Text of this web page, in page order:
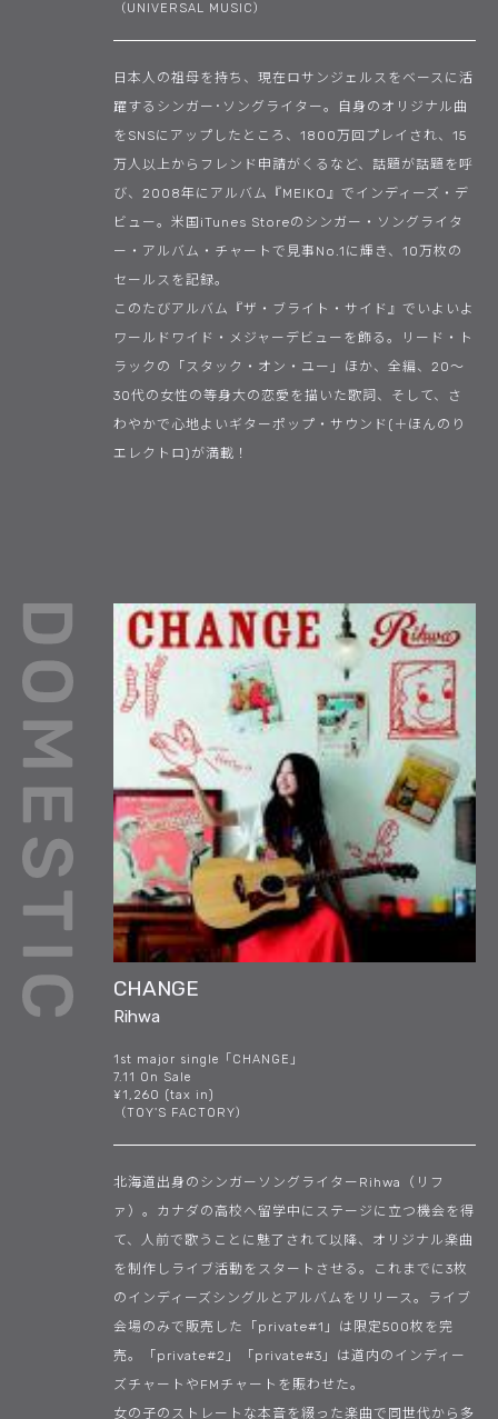
（UNIVERSAL MUSIC）
日本人の祖母を持ち、現在ロサンジェルスをベースに活
躍するシンガー･ソングライター。自身のオリジナル曲
をSNSにアップしたところ、1800万回プレイされ、15
万人以上からフレンド申請がくるなど、話題が話題を呼
び、2008年にアルバム『MEIKO』でインディーズ・デ
ビュー。米国iTunes Storeのシンガー・ソングライタ
ー・アルバム・チャートで見事No.1に輝き、10万枚の
セールスを記録。
このたびアルバム『ザ・ブライト・サイド』でいよいよ
ワールドワイド・メジャーデビューを飾る。リード・ト
ラックの「スタック・オン・ユー」ほか、全編、20〜
30代の女性の等身大の恋愛を描いた歌詞、そして、さ
わやかで心地よいギターポップ・サウンド(＋ほんのり
エレクトロ)が満載！
CHANGE
Rihwa
1st major single「CHANGE」
7.11 On Sale
¥1,260 (tax in)
（TOY'S FACTORY）
北海道出身のシンガーソングライターRihwa（リフ
ァ）。カナダの高校へ留学中にステージに立つ機会を得
て、人前で歌うことに魅了されて以降、オリジナル楽曲
を制作しライブ活動をスタートさせる。これまでに3枚
のインディーズシングルとアルバムをリリース。ライブ
会場のみで販売した「private#1」は限定500枚を完
売。「private#2」「private#3」は道内のインディー
ズチャートやFMチャートを賑わせた。
女の子のストレートな本音を綴った楽曲で同世代から多